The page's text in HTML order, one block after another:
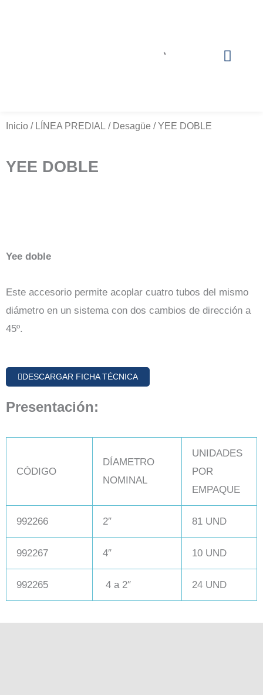
Inicio / LÍNEA PREDIAL / Desagüe / YEE DOBLE
YEE DOBLE
Yee doble
Este accesorio permite acoplar cuatro tubos del mismo
diámetro en un sistema con dos cambios de dirección a
45º.
DESCARGAR FICHA TÉCNICA
Presentación:
CÓDIGO
DÍAMETRO
NOMINAL
UNIDADES
POR
EMPAQUE
992266 2″ 81 UND
992267 4″ 10 UND
992265 4 a 2″ 24 UND